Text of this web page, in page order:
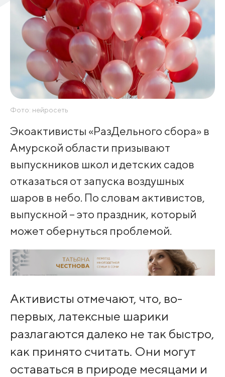
Фото: нейросеть
Экоактивисты «РазДельного сбора» в
Амурской области призывают
выпускников школ и детских садов
отказаться от запуска воздушных
шаров в небо. По словам активистов,
выпускной – это праздник, который
может обернуться проблемой.
Активисты отмечают, что, во-
первых, латексные шарики
разлагаются далеко не так быстро,
как принято считать. Они могут
оставаться в природе месяцами и